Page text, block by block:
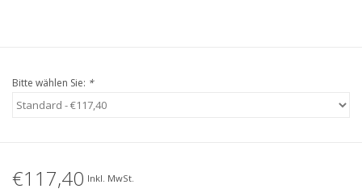
Bitte wählen Sie: *
€117,40 Inkl. MwSt.